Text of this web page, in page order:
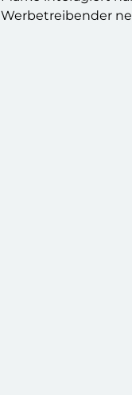
Werbetreibender